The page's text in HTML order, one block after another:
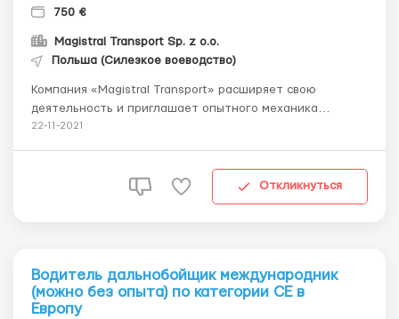
750 €
Magistral Transport Sp. z o.o.
Польша (Силезкое воеводство)
Компания «Magistral Transport» расширяет свою
деятельность и приглашает опытного механика
присоединиться к нашей команде ЧТО МЫ ПРЕДЛАГАЕМ?
индивидуальных предпочтений); Привлекат...
22-11-2021
Откликнуться
Водитель дальнобойщик международник
(можно без опыта) по категории СЕ в
Европу